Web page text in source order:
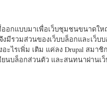
ออกแบบมาเพื่อเว็บชุมชนขนาดให
งมีรวมส่วนของเว็บบล็อกและเว็บ
ะไรเพิ่ม เติม แค่ลง Drupal สมาชิ
นบล็อกส่วนตัว และสนทนาผ่านเว็